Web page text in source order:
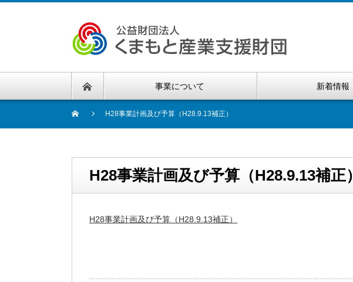
事業について 新着情報
H28事業計画及び予算（H28.9.13補正）
H28事業計画及び予算（H28.9.13補正）
H28事業計画及び予算（H28.9.13補正）